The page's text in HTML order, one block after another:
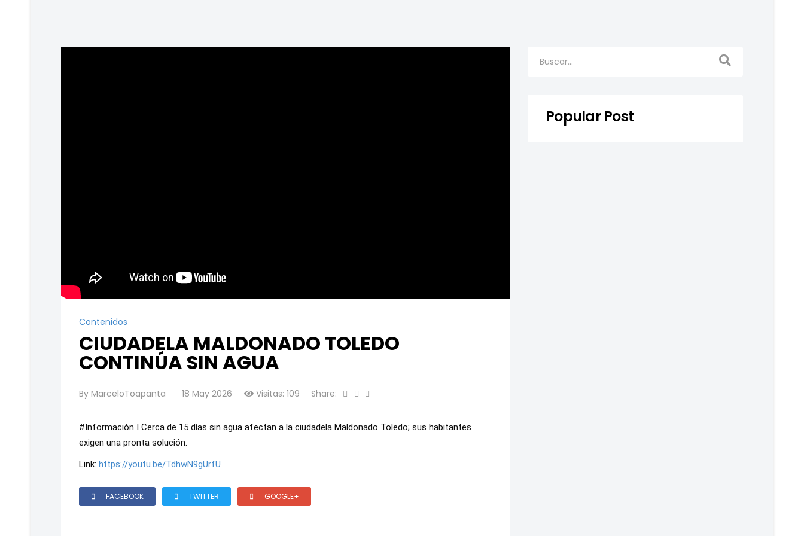
Contenidos
CIUDADELA MALDONADO TOLEDO
CONTINÚA SIN AGUA
By MarceloToapanta 18 May 2026 Visitas: 109 Share:
#Información I Cerca de 15 días sin agua afectan a la ciudadela Maldonado Toledo; sus habitantes
exigen una pronta solución.
Link: https://youtu.be/TdhwN9gUrfU
FACEBOOK TWITTER GOOGLE+
Popular Post